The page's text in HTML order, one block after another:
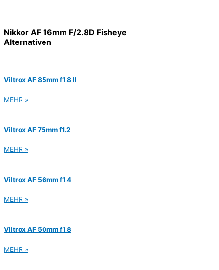
Nikkor AF 16mm F/2.8D Fisheye
Alternativen
Viltrox AF 85mm f1.8 II
MEHR »
Viltrox AF 75mm f1.2
MEHR »
Viltrox AF 56mm f1.4
MEHR »
Viltrox AF 50mm f1.8
MEHR »